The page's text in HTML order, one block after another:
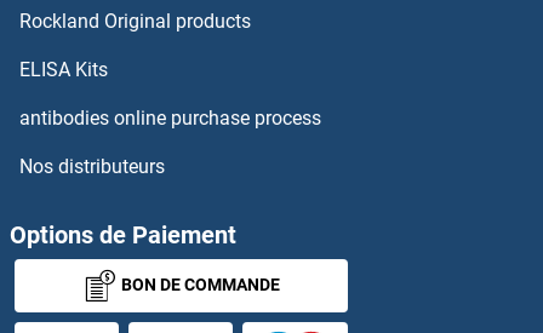
TNFAIP6 Kits ELISA
TNFRSF10A Kits ELISA
TNFRSF11A Kits ELISA
TNFRSF13C Kits ELISA
TNFRSF18 Kits ELISA
Rockland Original products
ELISA Kits
antibodies online purchase process
Nos distributeurs
Options de Paiement
BON DE COMMANDE